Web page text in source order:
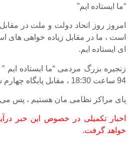
“ما ایستاده ایم”
امروز روز اتحاد دولت و ملت در
است ، ما در مقابل زیاده خواهی های
ای ایستاده ایم.
94 ساعت 18:30 ، مقابل پایگاه چهارم شکاری دزفول
پای مراکز نظامی مان هستیم ، پس می
اخبار تکمیلی در خصوص این خبر
خواهد گرفت.